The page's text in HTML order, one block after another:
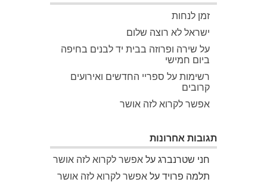
זמן לנחות
ישראל לא רוצה שלום
על שירה ופרוזה בבית יד לבנים בחיפה
ביום חמישי
רשימות על ספריי החדשים ואירועים
קרובים
אפשר לקרוא לזה אושר
תגובות אחרונות
חני שטרנברג על אפשר לקרוא לזה אושר
תלמה פרויד על אפשר לקרוא לזה אושר